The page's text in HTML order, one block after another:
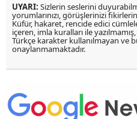
UYARI: Sizlerin seslerini
yorumlarınızı, görüşlerinizi
Küfür, hakaret, rencide edici
içeren, imla kuralları ile yazılmamış,
Türkçe karakter kullanılmayan ve
onaylanmamaktadır.